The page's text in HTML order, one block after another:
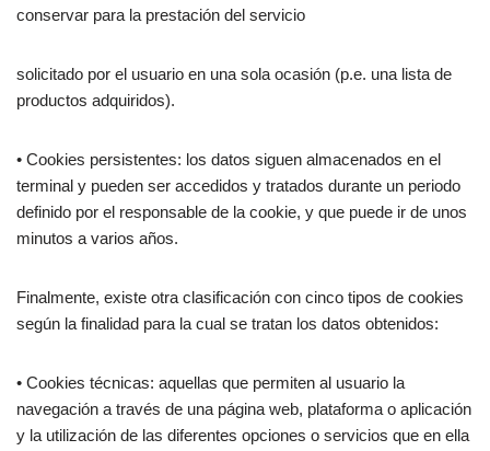
conservar para la prestación del servicio
solicitado por el usuario en una sola ocasión (p.e. una lista de
productos adquiridos).
• Cookies persistentes: los datos siguen almacenados en el
terminal y pueden ser accedidos y tratados durante un periodo
definido por el responsable de la cookie, y que puede ir de unos
minutos a varios años.
Finalmente, existe otra clasificación con cinco tipos de cookies
según la finalidad para la cual se tratan los datos obtenidos:
• Cookies técnicas: aquellas que permiten al usuario la
navegación a través de una página web, plataforma o aplicación
y la utilización de las diferentes opciones o servicios que en ella